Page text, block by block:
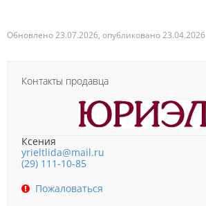
Обновлено 23.07.2026, опубликовано 23.04.2026
Контакты продавца
Ксения
yrieltlida@mail.ru
(29) 111-10-85
Пожаловаться